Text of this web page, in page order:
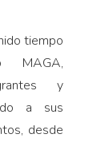
tiempo
MAGA,
y
a sus
desde